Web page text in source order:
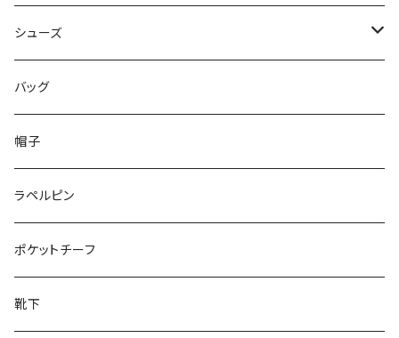
50/XL～
48/L
50/XL～
46/M
48/L
50/XL～
～44/S
46/M
48/L
50/XL～
シューズ
～25.5cm
26cm～
27cm～
28cm～
バッグ
帽子
ラペルピン
ポケットチーフ
靴下